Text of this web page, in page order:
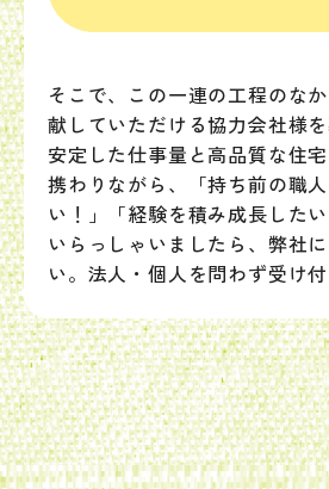
そこで、この一連の工程のな
献していただける協力会社様を
安定した仕事量と高品質な住
携わりながら、「持ち前の職
い！」「経験を積み成長した
いらっしゃいましたら、弊社
い。法人・個人を問わず受け付